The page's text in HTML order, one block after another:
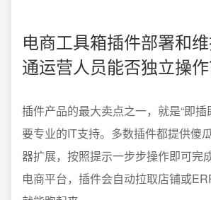
电商工具箱插件部署和
通运营人员能否独立操作
插件产品的最大卖点之一，就是“即插
要专业的IT支持。多数插件都提供傻
器扩展，按照提示一步步操作即可完
电商平台，插件会自动拉取店铺或